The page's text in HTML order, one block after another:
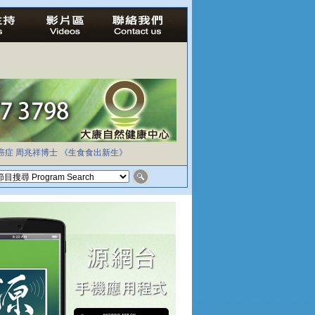
症 周兆祥博士 《生食食出新生》